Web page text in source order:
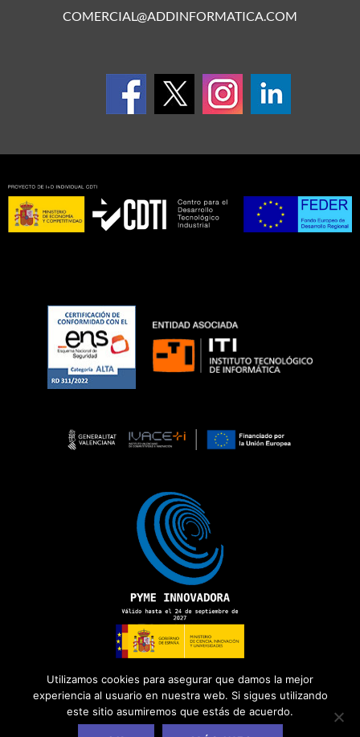
COMERCIAL@ADDINFORMATICA.COM
Copyright 2026 ©ADD Informática· Todos los derechos
Política de Privacidad Aviso Legal| Política de Cookies
Utilizamos cookies para asegurar que damos la mejor
experiencia al usuario en nuestra web. Si sigues utilizando
este sitio asumiremos que estás de acuerdo.